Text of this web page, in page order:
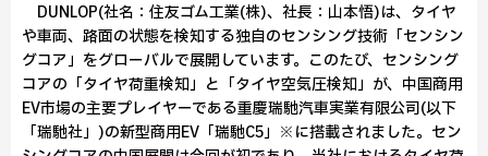
DUNLOP(社名：住友ゴム工業(株)、社長：山本悟)は、タイヤ
や車両、路面の状態を検知する独自のセンシング技術「センシン
グコア」をグローバルで展開しています。このたび、センシング
コアの「タイヤ荷重検知」と「タイヤ空気圧検知」が、中国商用
EV市場の主要プレイヤーである重慶瑞馳汽車実業有限公司(以下
「瑞馳社」)の新型商用EV「瑞馳C5」※に搭載されました。セン